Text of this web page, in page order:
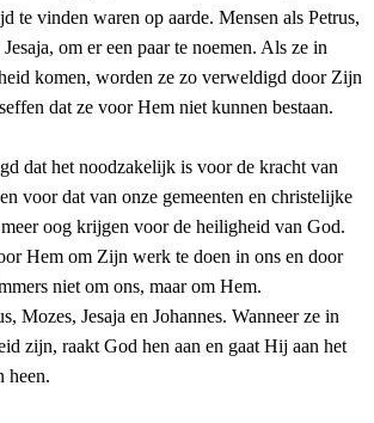
te vinden waren op aarde. Mensen als Petrus,
om er een paar te noemen. Als ze in
komen, worden ze zo verweldigd door Zijn
dat ze voor Hem niet kunnen bestaan.
dat het noodzakelijk is voor de kracht van
voor dat van onze gemeenten en christelijke
oog krijgen voor de heiligheid van God.
Hem om Zijn werk te doen in ons en door
niet om ons, maar om Hem.
Mozes, Jesaja en Johannes. Wanneer ze in
zijn, raakt God hen aan en gaat Hij aan het
heen.